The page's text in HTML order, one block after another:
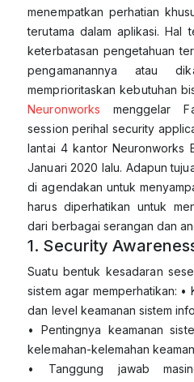
menempatkan perhatian
terutama dalam aplikasi. Hal
keterbatasan pengetahuan
pengamanannya atau
memprioritaskan kebutuhan
Neuronworks menggelar
session perihal security
lantai 4 kantor Neuronworks
Januari 2020 lalu. Adapun
di agendakan untuk
harus diperhatikan untuk
dari berbagai serangan dan
1. Security
Suatu bentuk kesadaran
sistem agar memperhatikan: •
dan level keamanan sistem
• Pentingnya keamanan
kelemahan-kelemahan
• Tanggung jawab